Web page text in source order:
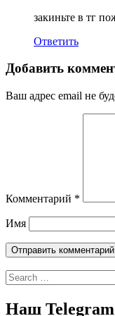
закиньте в тг
Ответить
Добавить
Ваш адрес email не
Комментарий *
Имя
Search
for:
Наш Telegram